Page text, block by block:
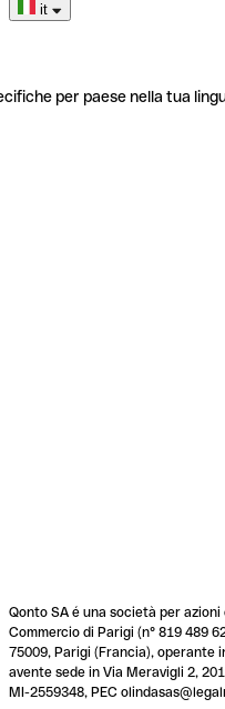
it
per paese nella tua
Qonto SA é una società per
Commercio di Parigi (n° 819 489
75009, Parigi (Francia), operante
avente sede in Via Meravigli 2,
MI-2559348, PEC